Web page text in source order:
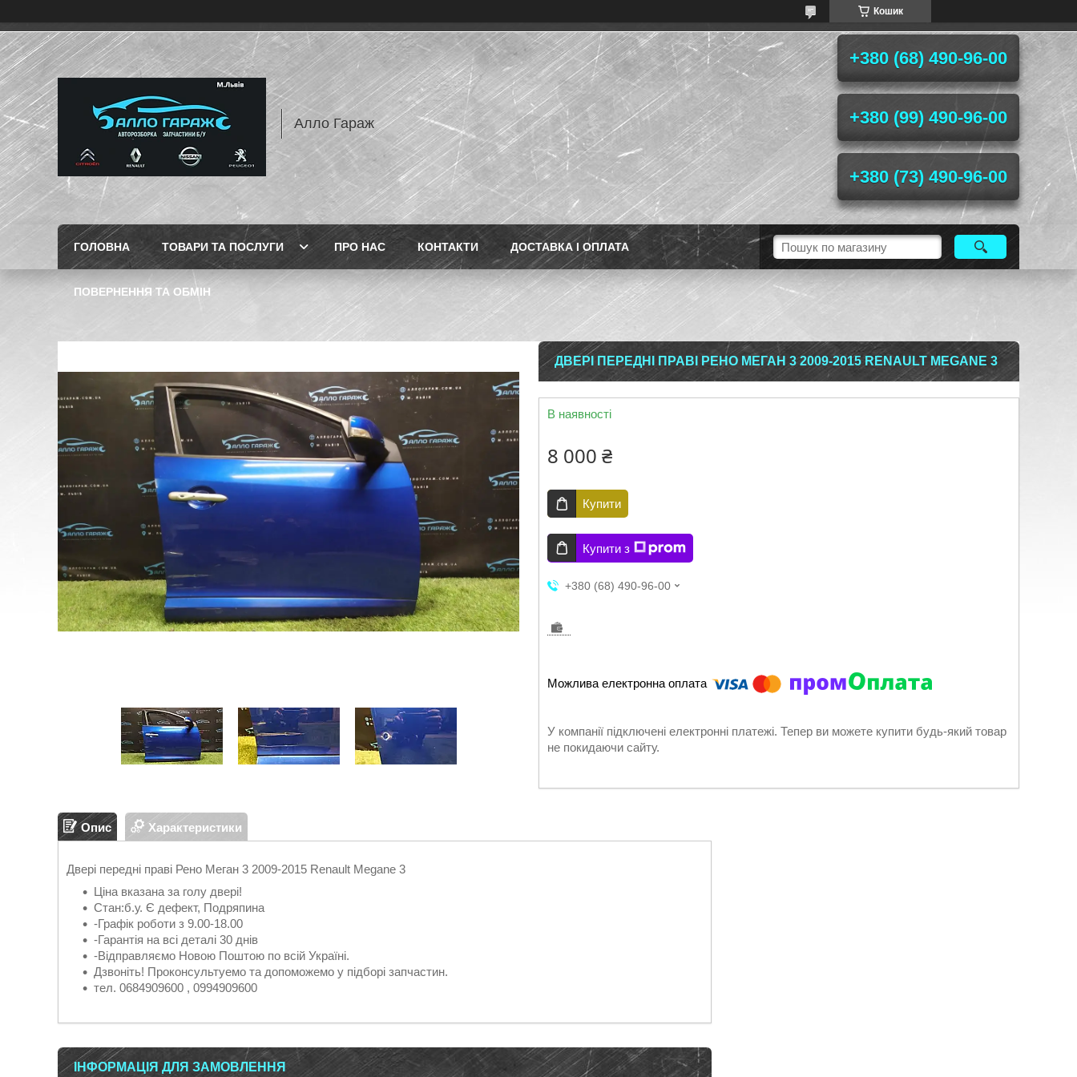
Кошик
Алло Гараж
+380 (68) 490-96-00
+380 (99) 490-96-00
+380 (73) 490-96-00
ГОЛОВНА ТОВАРИ ТА ПОСЛУГИ ПРО НАС КОНТАКТИ ДОСТАВКА І ОПЛАТА
ПОВЕРНЕННЯ ТА ОБМІН
ДВЕРІ ПЕРЕДНІ ПРАВІ РЕНО МЕГАН 3 2009-2015 RENAULT MEGANE 3
В наявності
8 000 ₴
Купити
Купити з
+380 (68) 490-96-00
У компанії підключені електронні платежі. Тепер ви можете купити будь-який товар
не покидаючи сайту.
Опис Характеристики
Двері передні праві Рено Меган 3 2009-2015 Renault Megane 3
Ціна вказана за голу двері!
Стан:б.у. Є дефект, Подряпина
-Графік роботи з 9.00-18.00
-Гарантія на всі деталі 30 днів
-Відправляємо Новою Поштою по всій Україні.
Дзвоніть! Проконсультуемо та допоможемо у підборі запчастин.
тел. 0684909600 , 0994909600
ІНФОРМАЦІЯ ДЛЯ ЗАМОВЛЕННЯ